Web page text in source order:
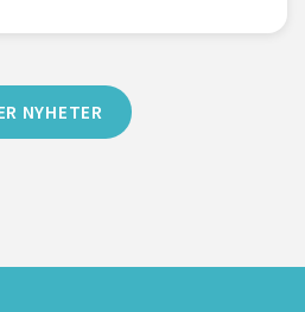
NYHETER